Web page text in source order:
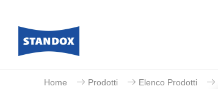
Home Prodotti Elenco Prodotti